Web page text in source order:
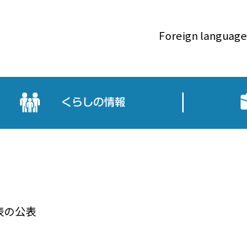
Foreign language
くらしの情報
の公表